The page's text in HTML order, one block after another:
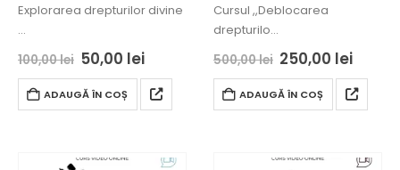
Explorarea drepturilor divine
…
100,00lei 50,00 lei
ADAUGĂ ÎN COȘ
Cursul ,,Deblocarea
drepturilo…
500,00lei 250,00 lei
ADAUGĂ ÎN COȘ